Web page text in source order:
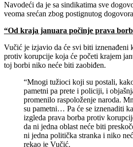
Navodeći da je sa sindikatima sve
veoma srećan zbog postignutog
“Od kraja januara počinje prava
Vučić je izjavio da će svi biti iznenađeni
protiv korupcije koja će početi krajem
toj borbi niko neće biti zaobiđen.
“Mnogi tužioci koji su postali,
pametni pa prete i policiji, i
promenilo raspoloženje naroda.
su pametni… Pa će se iznenaditi
izgleda prava borba protiv
da ni jedna oblast neće biti
ni jedna politička stranka i niko
rekao je Vučić.